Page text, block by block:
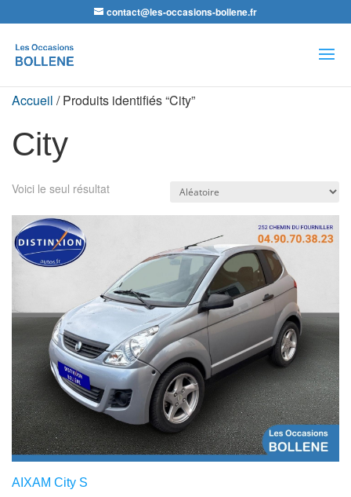
contact@les-occasions-bollene.fr
de
produits
Accueil / Produits identifiés “City”
City
Voici le seul résultat
AIXAM City S